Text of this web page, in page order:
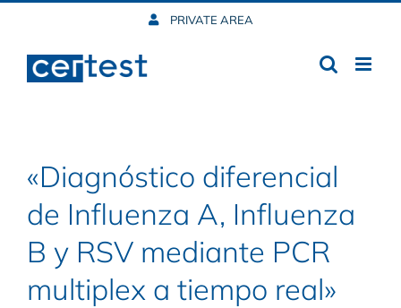
content
PRIVATE AREA
«Diagnóstico diferencial
de Influenza A, Influenza
B y RSV mediante PCR
multiplex a tiempo real»